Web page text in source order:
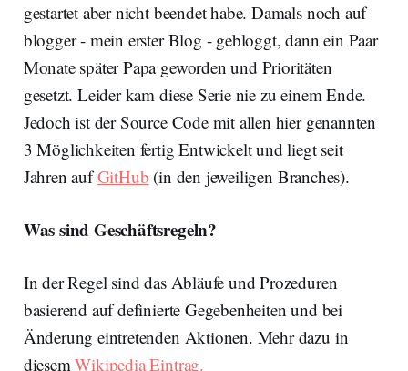
gestartet aber nicht beendet habe. Damals noch auf
blogger - mein erster Blog - gebloggt, dann ein Paar
Monate später Papa geworden und Prioritäten
gesetzt. Leider kam diese Serie nie zu einem Ende.
Jedoch ist der Source Code mit allen hier genannten
3 Möglichkeiten fertig Entwickelt und liegt seit
Jahren aufGitHub (in den jeweiligen Branches).
Was sind Geschäftsregeln?
In der Regel sind das Abläufe und Prozeduren
basierend auf definierte Gegebenheiten und bei
Änderung eintretenden Aktionen. Mehr dazu in
diesemWikipedia Eintrag.